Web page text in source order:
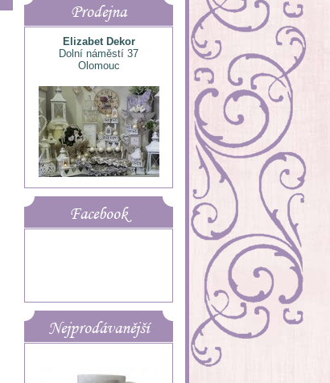
Prodejna
Elizabet Dekor
Dolní náměstí 37
Olomouc
Facebook
Nejprodávanější